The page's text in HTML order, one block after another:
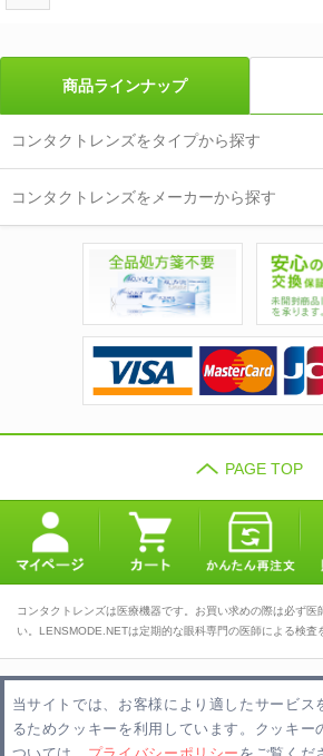
商品ラインナップ
コンタクトレンズをタイプから探す
コンタクトレンズをメーカーから探す
PAGE TOP
コンタクトレンズは医療機器です。お買い求めの際は必ず医
い。LENSMODE.NETは定期的な眼科専門の医師による検査
TOP 会社概要
利用規約
プライバシーポリシー
お問い合わ
当サイトでは、お客様により適したサービス
るためクッキーを利用しています。クッキー